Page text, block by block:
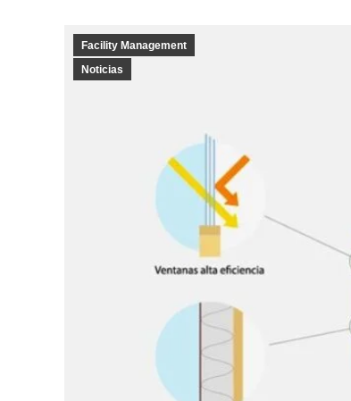
Facility Management
Noticias